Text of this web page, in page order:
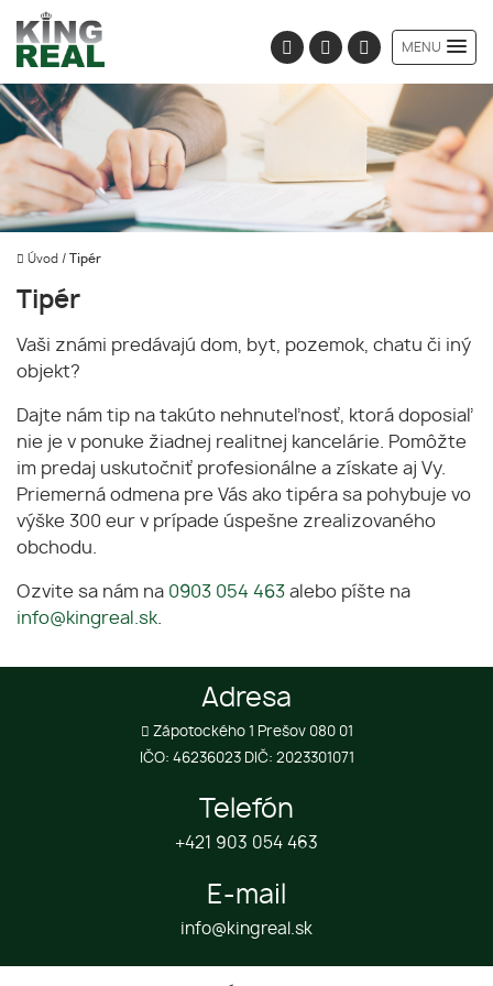
MENU
Úvod / Tipér
Tipér
Vaši známi predávajú dom, byt, pozemok, chatu či iný
objekt?
Dajte nám tip na takúto nehnuteľnosť, ktorá doposiaľ
nie je v ponuke žiadnej realitnej kancelárie. Pomôžte
im predaj uskutočniť profesionálne a získate aj Vy.
Priemerná odmena pre Vás ako tipéra sa pohybuje vo
výške 300 eur v prípade úspešne zrealizovaného
obchodu.
Ozvite sa nám na 0903 054 463 alebo píšte na
info@kingreal.sk
Adresa
Zápotockého 1 Prešov 080 01
IČO: 46236023 DIČ: 2023301071
Telefón
+421 903 054 463
E-mail
info@kingreal.sk